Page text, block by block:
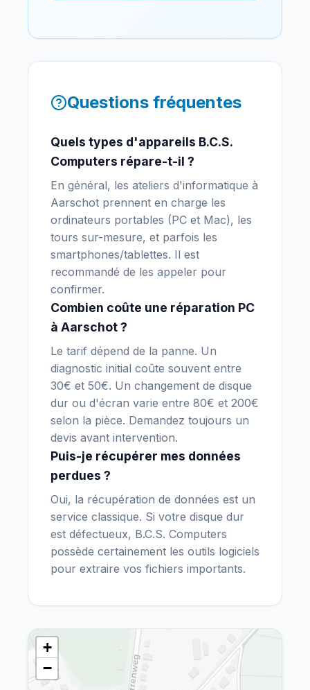
Questions fréquentes
Quels types d'appareils B.C.S.
Computers répare-t-il ?
En général, les ateliers d'informatique à
Aarschot prennent en charge les
ordinateurs portables (PC et Mac), les
tours sur-mesure, et parfois les
smartphones/tablettes. Il est
recommandé de les appeler pour
confirmer.
Combien coûte une réparation PC
à Aarschot ?
Le tarif dépend de la panne. Un
diagnostic initial coûte souvent entre
30€ et 50€. Un changement de disque
dur ou d'écran varie entre 80€ et 200€
selon la pièce. Demandez toujours un
devis avant intervention.
Puis-je récupérer mes données
perdues ?
Oui, la récupération de données est un
service classique. Si votre disque dur
est défectueux, B.C.S. Computers
possède certainement les outils logiciels
pour extraire vos fichiers importants.
+
−